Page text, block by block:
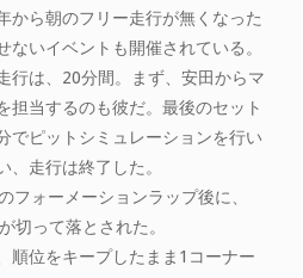
から朝のフリー走行が無くなった
ないイベントも開催されている。
行は、20分間。まず、安田からマ
担当するのも彼だ。最後のセット
でピットシミュレーションを行い
、走行は終了した。
フォーメーションラップ後に、
切って落とされた。
順位をキープしたまま1コーナー